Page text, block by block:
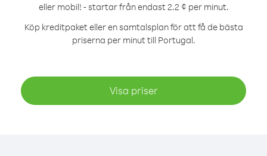
eller mobil! - startar från endast 2.2 ¢ per minut.
Köp kreditpaket eller en samtalsplan för att få de bästa
priserna per minut till Portugal.
Visa priser